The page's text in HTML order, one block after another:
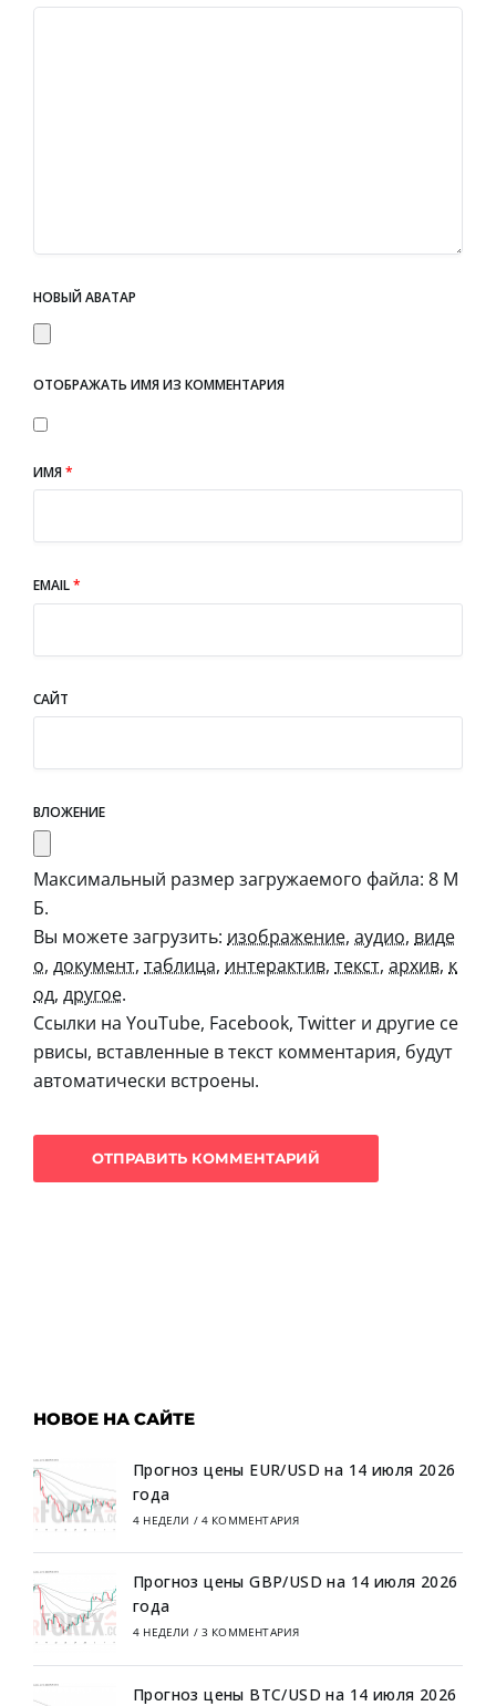
НОВЫЙ АВАТАР
ОТОБРАЖАТЬ ИМЯ ИЗ КОММЕНТАРИЯ
ИМЯ*
EMAIL*
САЙТ
ВЛОЖЕНИЕ
Максимальный размер загружаемого файла: 8 М
Б.
Вы можете загрузить: изображение, аудио, виде
о, документ, таблица, интерактив, текст, архив, к
од, другое.
Ссылки на YouTube, Facebook, Twitter и другие се
рвисы, вставленные в текст комментария, будут
автоматически встроены.
НОВОЕ НА САЙТЕ
Прогноз цены EUR/USD на 14 июля 2026
года
4 НЕДЕЛИ / 4 КОММЕНТАРИЯ
Прогноз цены GBP/USD на 14 июля 2026
года
4 НЕДЕЛИ / 3 КОММЕНТАРИЯ
Прогноз цены BTC/USD на 14 июля 2026